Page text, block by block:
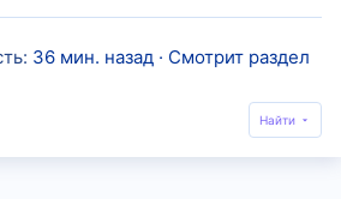
36 мин. назад · Смотрит раздел
Найти